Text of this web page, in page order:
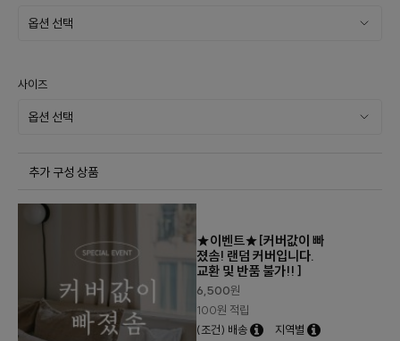
사이즈
추가 구성 상품
★이벤트★[커버값이 빠
졌솜! 랜덤 커버입니다.
교환 및 반품 불가!! ]
6,500원
100원 적립
(조건) 배송
지역별